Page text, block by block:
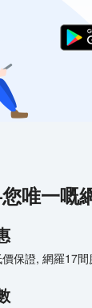
自不
將人
界的
唯一嘅
保證, 網羅17